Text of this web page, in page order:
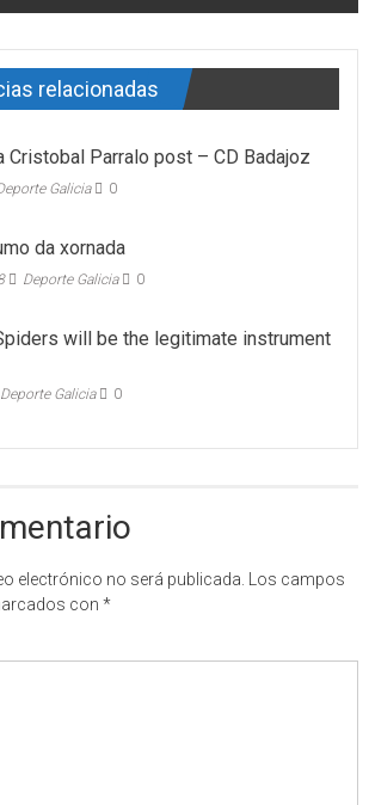
relacionadas
Cristobal Parralo post – CD Badajoz
Galicia 0
da xornada
Deporte Galicia 0
will be the legitimate instrument
Deporte Galicia 0
electrónico no será publicada. Los campos
con *